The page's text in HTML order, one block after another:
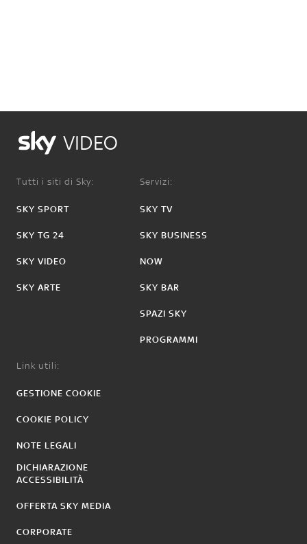
VIDEO
Tutti i siti di Sky:
SKY SPORT
SKY TG 24
SKY VIDEO
SKY ARTE
Servizi:
SKY TV
SKY BUSINESS
NOW
SKY BAR
SPAZI SKY
PROGRAMMI
Link utili:
GESTIONE COOKIE
COOKIE POLICY
NOTE LEGALI
DICHIARAZIONE
ACCESSIBILITÀ
OFFERTA SKY MEDIA
CORPORATE